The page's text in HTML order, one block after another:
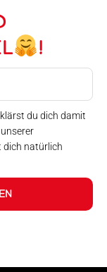
!
du dich damit
dich natürlich